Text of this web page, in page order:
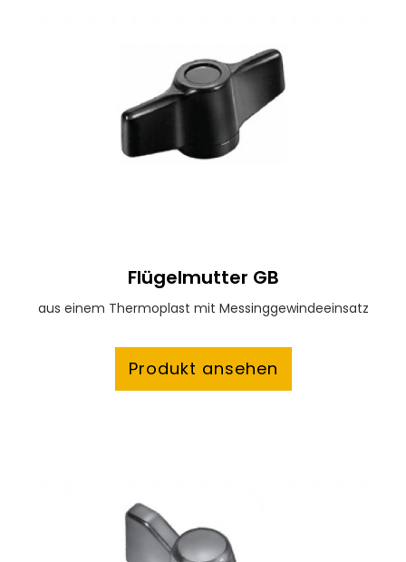
Flügelmutter GB
aus einem Thermoplast mit Messinggewindeeinsatz
Produkt ansehen